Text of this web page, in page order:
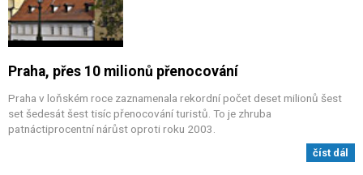
Praha, přes 10 milionů přenocování
Praha v loňském roce zaznamenala rekordní počet deset milionů šest
set šedesát šest tisíc přenocování turistů. To je zhruba
patnáctiprocentní nárůst oproti roku 2003.
číst dál